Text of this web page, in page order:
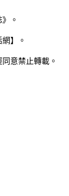
。
】。
意禁止轉載。